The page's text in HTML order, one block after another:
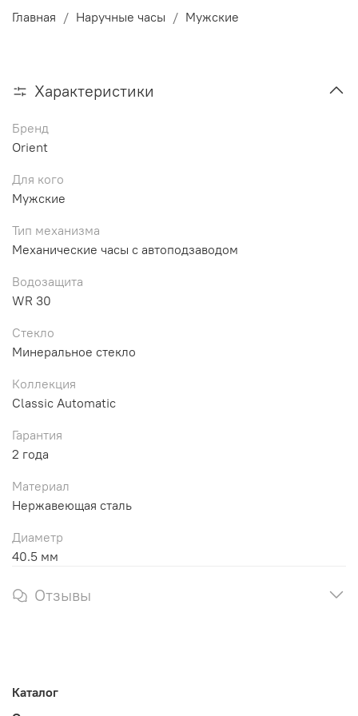
Главная Наручные часы Мужские
Характеристики
Бренд
Orient
Для кого
Мужские
Тип механизма
Механические часы с автоподзаводом
Водозащита
WR 30
Стекло
Минеральное стекло
Коллекция
Classic Automatic
Гарантия
2 года
Материал
Нержавеющая сталь
Диаметр
40.5 мм
Отзывы
Каталог